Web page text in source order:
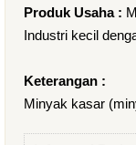
Produk Usaha :
Industri kecil
Keterangan :
Minyak kasar